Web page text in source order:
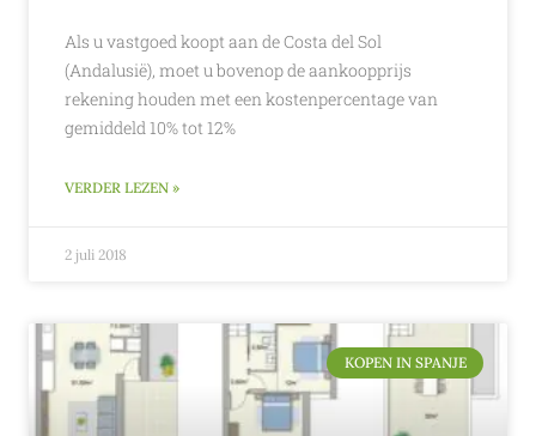
Als u vastgoed koopt aan de Costa del Sol
(Andalusië), moet u bovenop de aankoopprijs
rekening houden met een kostenpercentage van
gemiddeld 10% tot 12%
VERDER LEZEN »
2 juli 2018
KOPEN IN SPANJE